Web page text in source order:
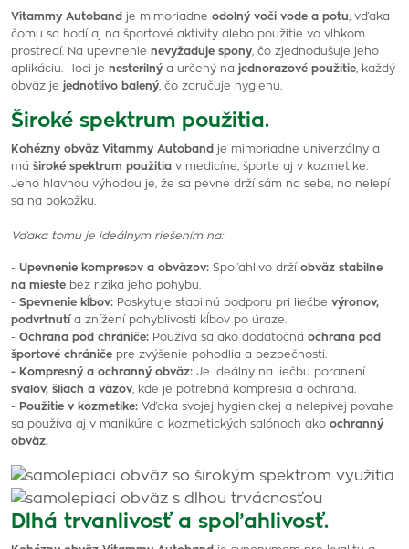
Vitammy Autoband je mimoriadne odolný voči vode a potu , vďaka
čomu sa hodí aj na športové aktivity alebo použitie vo vlhkom
prostredí. Na upevnenie nevyžaduje spony , čo zjednodušuje jeho
aplikáciu. Hoci je nesterilný a určený na jednorazové použitie , každý
obväz je jednotlivo balený , čo zaručuje hygienu.
Široké spektrum použitia.
Kohézny obväz Vitammy Autoband je mimoriadne univerzálny a
má široké spektrum použitia v medicíne, športe aj v kozmetike.
Jeho hlavnou výhodou je, že sa pevne drží sám na sebe, no nelepí
sa na pokožku.
Vďaka tomu je ideálnym riešením na:
- Upevnenie kompresov a obväzov: Spoľahlivo drží obväz stabilne
na mieste bez rizika jeho pohybu.
- Spevnenie kĺbov: Poskytuje stabilnú podporu pri liečbe výronov,
podvrtnutí a znížení pohyblivosti kĺbov po úraze.
- Ochrana pod chrániče: Používa sa ako dodatočná ochrana pod
športové chrániče pre zvýšenie pohodlia a bezpečnosti.
- Kompresný a ochranný obväz: Je ideálny na liečbu poranení
svalov, šliach a väzov , kde je potrebná kompresia a ochrana.
- Použitie v kozmetike: Vďaka svojej hygienickej a nelepivej povahe
sa používa aj v manikúre a kozmetických salónoch ako ochranný
obväz.
Dlhá trvanlivosť a spoľahlivosť.